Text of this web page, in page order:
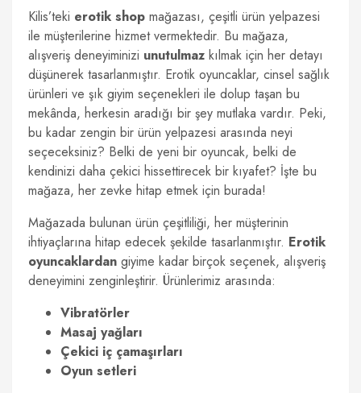
Kilis’teki erotik shop mağazası, çeşitli ürün yelpazesi
ile müşterilerine hizmet vermektedir. Bu mağaza,
alışveriş deneyiminizi unutulmaz kılmak için her detayı
düşünerek tasarlanmıştır. Erotik oyuncaklar, cinsel sağlık
ürünleri ve şık giyim seçenekleri ile dolup taşan bu
mekânda, herkesin aradığı bir şey mutlaka vardır. Peki,
bu kadar zengin bir ürün yelpazesi arasında neyi
seçeceksiniz? Belki de yeni bir oyuncak, belki de
kendinizi daha çekici hissettirecek bir kıyafet? İşte bu
mağaza, her zevke hitap etmek için burada!
Mağazada bulunan ürün çeşitliliği, her müşterinin
ihtiyaçlarına hitap edecek şekilde tasarlanmıştır. Erotik
oyuncaklardan giyime kadar birçok seçenek, alışveriş
deneyimini zenginleştirir. Ürünlerimiz arasında:
Vibratörler
Masaj yağları
Çekici iç çamaşırları
Oyun setleri